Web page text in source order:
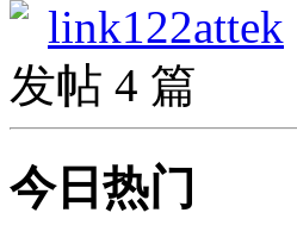
link122attek
发帖 4 篇
今日热门